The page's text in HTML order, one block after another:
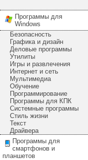
Программы для
Windows
Безопасность
Графика и дизайн
Деловые программы
Утилиты
Игры и развлечения
Интернет и сеть
Мультимедиа
Обучение
Программирование
Программы для КПК
Системные программы
Стиль жизни
Текст
Драйвера
Программы для
смартфонов и
планшетов